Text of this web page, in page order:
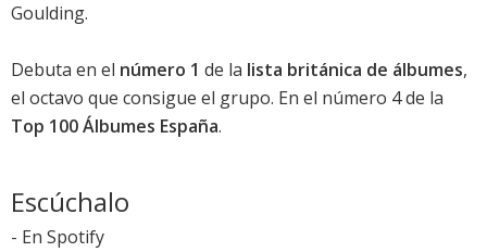
Goulding.
Debuta en el número 1 de la lista británica de álbumes,
el octavo que consigue el grupo. En el número 4de la
Top 100 Álbumes España.
Escúchalo
- En Spotify